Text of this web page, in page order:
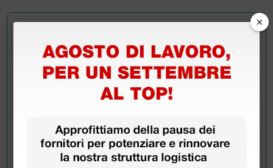
Hai ancora qualche dubbio? Vuoi ulteriori
informazioni?
×